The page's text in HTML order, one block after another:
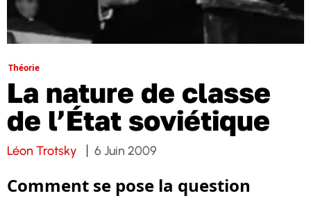
Théorie
La nature de classe
de l’État soviétique
Léon Trotsky 6 Juin 2009
Comment se pose la question